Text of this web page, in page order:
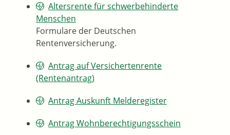
Altersrente für schwerbehinderte
Menschen
Formulare der Deutschen
Rentenversicherung.
Antrag auf Versichertenrente
(Rentenantrag)
Antrag Auskunft Melderegister
Antrag Wohnberechtigungsschein